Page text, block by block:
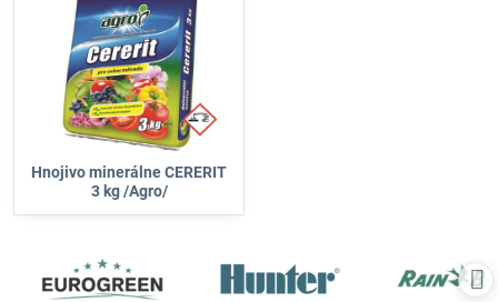
Hnojivo minerálne CERERIT
3 kg /Agro/